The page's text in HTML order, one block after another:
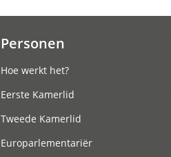
Personen
Hoe werkt het?
Eerste Kamerlid
Tweede Kamerlid
Europarlementariër